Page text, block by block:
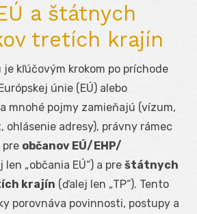
a štátnych
tretích krajín
kľúčovým krokom po príchode
únie (EÚ) alebo
mnohé pojmy zamieňajú (vízum,
ohlásenie adresy), právny rámec
pre občanov EÚ/EHP/
len „občania EÚ“) a pre štátnych
krajín (ďalej len „TP“). Tento
porovnáva povinnosti, postupy a